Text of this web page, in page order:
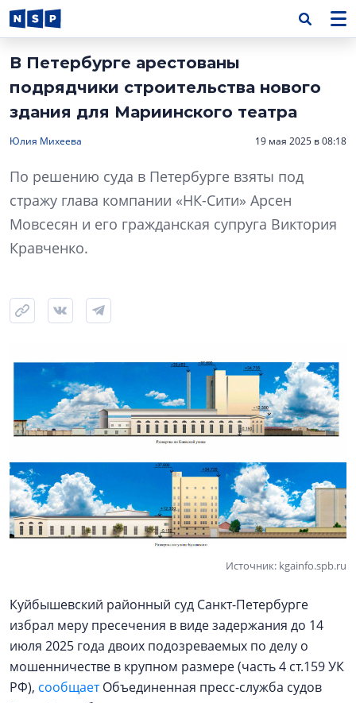
В Петербурге арестованы
подрядчики строительства нового
здания для Мариинского театра
Юлия Михеева 19 мая 2025 в 08:18
По решению суда в Петербурге взяты под
стражу глава компании «НК-Сити» Арсен
Мовсесян и его гражданская супруга Виктория
Кравченко.
Источник: kgainfo.spb.ru
Куйбышевский районный суд Санкт-Петербурге
избрал меру пресечения в виде задержания до 14
июля 2025 года двоих подозреваемых по делу о
мошенничестве в крупном размере (часть 4 ст.159 УК
РФ), сообщаетОбъединенная пресс-служба судов